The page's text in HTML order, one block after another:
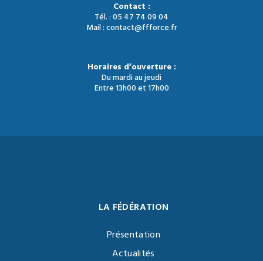
Contact :
Tél. : 05 47 74 09 04
Mail : contact@ffforce.fr
Horaires d’ouverture :
Du mardi au jeudi
Entre 13h00 et 17h00
LA FÉDÉRATION
Présentation
Actualités